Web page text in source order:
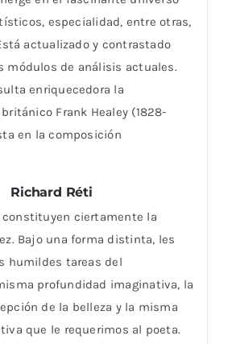
especialidad, entre otras,
actualizado y contrastado
módulos de análisis actuales.
enriquecedora la
Frank Healey (1828-
en la composición
Richard Réti
constituyen ciertamente la
Bajo una forma distinta, les
humildes tareas del
profundidad imaginativa, la
de la belleza y la misma
que le requerimos al poeta.